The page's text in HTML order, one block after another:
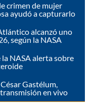
crimen de mujer
ayudó a capturarlo
alcanzó uno
según la NASA
NASA alerta sobre
Gastélum,
en vivo